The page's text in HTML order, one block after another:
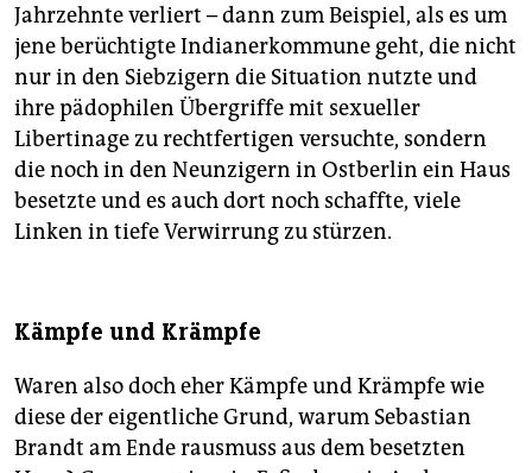
Jahrzehnte verliert – dann zum Beispiel, als es um
jene berüchtigte Indianerkommune geht, die nicht
nur in den Siebzigern die Situation nutzte und
ihre pädophilen Übergriffe mit sexueller
Libertinage zu rechtfertigen versuchte, sondern
die noch in den Neunzigern in Ostberlin ein Haus
besetzte und es auch dort noch schaffte, viele
Linken in tiefe Verwirrung zu stürzen.
Kämpfe und Krämpfe
Waren also doch eher Kämpfe und Krämpfe wie
diese der eigentliche Grund, warum Sebastian
Brandt am Ende rausmuss aus dem besetzten